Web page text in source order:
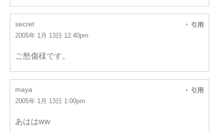
secret
2005年 1月 13日 12:40pm
引用
ご愁傷様です。
maya
2005年 1月 13日 1:00pm
引用
あははww